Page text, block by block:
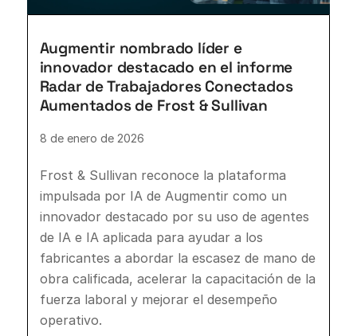
Augmentir nombrado líder e
innovador destacado en el informe
Radar de Trabajadores Conectados
Aumentados de Frost & Sullivan
8 de enero de 2026
Frost & Sullivan reconoce la plataforma
impulsada por IA de Augmentir como un
innovador destacado por su uso de agentes
de IA e IA aplicada para ayudar a los
fabricantes a abordar la escasez de mano de
obra calificada, acelerar la capacitación de la
fuerza laboral y mejorar el desempeño
operativo.